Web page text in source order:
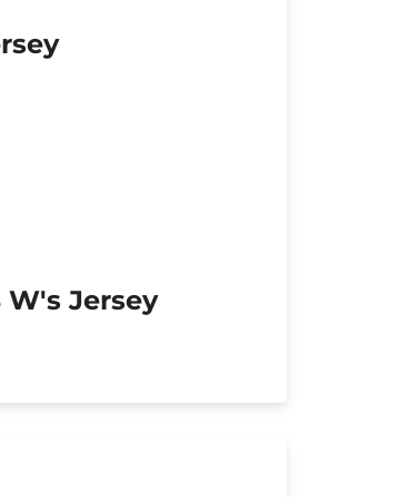
W's Jersey